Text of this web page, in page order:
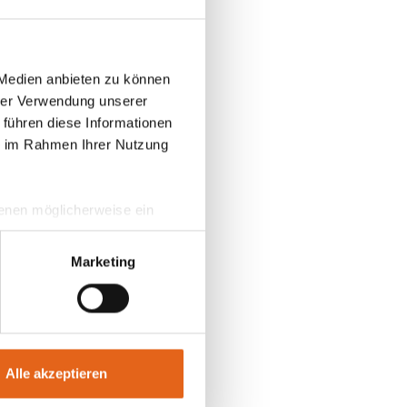
anbieten zu können
Verwendung unserer
diese Informationen
Rahmen Ihrer Nutzung
möglicherweise ein
Daten in
getroffen werden.
Marketing
Alle akzeptieren
in
12 m
und 3
in